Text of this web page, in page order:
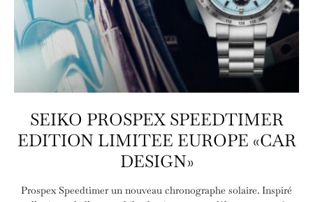
SEIKO PROSPEX SPEEDTIMER
EDITION LIMITEE EUROPE «CAR
DESIGN»
Prospex Speedtimer un nouveau chronographe solaire. Inspiré